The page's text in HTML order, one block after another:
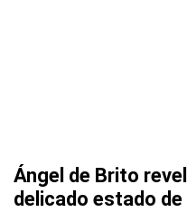
Ángel de Brito
delicado estado de